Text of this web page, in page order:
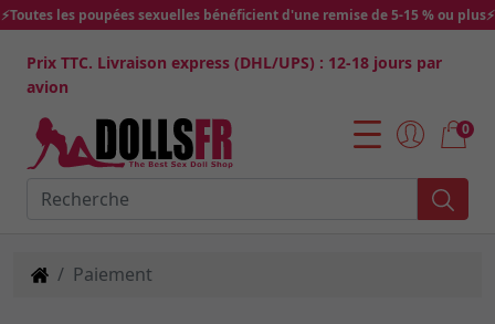
⚡Toutes les poupées sexuelles bénéficient d'une remise de 5-15 % ou plus⚡
Prix TTC. Livraison express (DHL/UPS) : 12-18 jours par
avion
0
Paiement